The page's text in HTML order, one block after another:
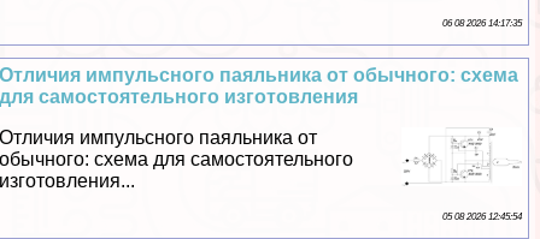
06 08 2026 14:17:35
Отличия импульсного паяльника от обычного: схема
для самостоятельного изготовления
Отличия импульсного паяльника от
обычного: схема для самостоятельного
изготовления...
05 08 2026 12:45:54